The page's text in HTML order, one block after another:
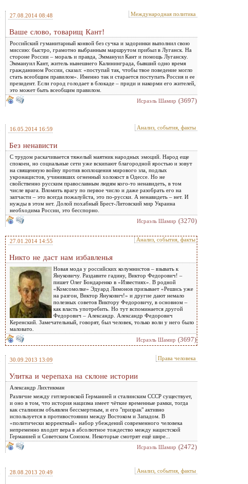
27.08.2014 08:48 Международная политика
Ваше слово, товарищ Кант!
Российский гуманитарный конвой без сучка и задоринки выполнил свою
миссию: быстро, грамотно выбранным маршрутом прибыл в Луганск. На
стороне России – мораль и правда, Эммануил Кант и помощь Луганску.
Эммануил Кант, житель нынешнего Калининграда, бывший одно время
гражданином России, сказал: «поступай так, чтобы твое поведение могло
стать всеобщим правилом». Именно так и старается поступать Россия и ее
президент. Если город голодает в блокаде – приди и накорми его жителей,
это может быть всеобщим правилом.
Исраэль Шамир (3697)
16.05.2014 16:59 Анализ, события, факты
Без ненависти
С трудом раскачивается тяжелый маятник народных эмоций. Народ еще
спокоен, но социальные сети уже вскипают благородной яростью и зовут
на священную войну против воплощения мирового зла, подлых
укронацистов, учинивших огненный холокост в Одессе. Но не
свойственно русским православным людям кого-то ненавидеть, в том
числе врага. Вломить врагу по первое число и даже разобрать его на
запчасти – это всегда пожалуйста, это по-русски. А ненавидеть – нет. И
нужды в этом нет. Долой похабный Брест-Литовский мир Украина
необходима России, это бесспорно.
Исраэль Шамир (3270)
27.01.2014 14:55 Анализ, события, факты
Никто не даст нам избавленья
Новая мода у российских колумнистов – взывать к
Януковичу. Раздавите гадину, Виктор Федорович! –
пишет Олег Бондаренко в «Известиях». В родной
«Комсомолке» Эдуард Лимонов призывает «Решись уже
на разгон, Виктор Янукович!» и другие дают немало
полезных советов Виктору Федоровичу, в основном –
как власть употребить. Но тут вспоминается другой
Федорович – Александр. Александр Федорович
Керенский. Замечательный, говорят, был человек, только воли у него было
маловато.
Исраэль Шамир (3697)
30.09.2013 13:09 Права человека
Улитка и черепаха на склоне истории
Александр Лихтикман
Различие между гитлеровской Германией и сталинским СССР существует,
и оно в том, что история нацизма имеет чёткие временные рамки, тогда
как сталинизм объявлен бессмертным, и его "призрак" активно
используется в противостоянии между Востоком и Западом. В
«политически корректный» набор убеждений современного человека
непременно входит вера в абсолютное тождество между нацистской
Германией и Советским Союзом. Некоторые смотрят ещё шире...
Исраэль Шамир (2472)
28.08.2013 20:49 Анализ, события, факты